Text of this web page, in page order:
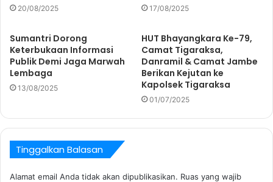
20/08/2025 17/08/2025
Sumantri Dorong
Keterbukaan Informasi
Publik Demi Jaga Marwah
Lembaga
13/08/2025
HUT Bhayangkara Ke-79,
Camat Tigaraksa,
Danramil & Camat Jambe
Berikan Kejutan ke
Kapolsek Tigaraksa
01/07/2025
Tinggalkan Balasan
Alamat email Anda tidak akan dipublikasikan. Ruas yang wajib